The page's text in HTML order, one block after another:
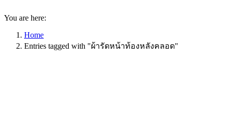
You are here:
Home
Entries tagged with "ผ้ารัดหน้าท้องหลังคลอด"